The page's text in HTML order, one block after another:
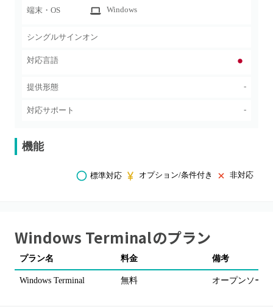
端末・OS Windows
シングルサインオン
対応言語
提供形態 -
対応サポート -
機能
標準対応 オプション/条件付き 非対応
Windows Terminalのプラン
プラン名 料金 備考
Windows Terminal 無料 オープンソー